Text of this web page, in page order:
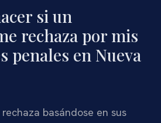
si un
rechaza por mis
penales en Nueva
basándose en sus